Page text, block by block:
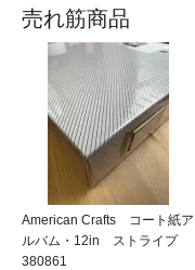
売れ筋商品
American Crafts コート紙ア
ルバム・12in ストライプ
380861